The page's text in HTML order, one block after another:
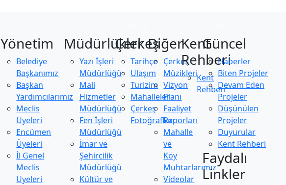
Yönetim
Belediye
Başkanımız
Başkan
Yardımcılarımız
Meclis
Üyeleri
Encümen
Üyeleri
İl Genel
Meclis
Üyeleri
Müdürlükler
Yazı İşleri
Müdürlüğü
Mali
Hizmetler
Müdürlüğü
Fen İşleri
Müdürlüğü
İmar ve
Şehircilik
Müdürlüğü
Kültür ve
Çerkeş
Tarihçe
Ulaşım
Turizim
Mahalleler
Çerkeş
Fotoğrafları
Diğer
Çerkeş
Müzikleri
Vizyon
Planı
Faaliyet
Raporları
Mahalle
ve
Köy
Muhtarlarımız
Videolar
Kent
Rehberi
Kent
Rehberi
Güncel
Haberler
Biten Projeler
Devam Eden
Projeler
Düşünülen
Projeler
Duyurular
Kent Rehberi
Faydalı
Linkler